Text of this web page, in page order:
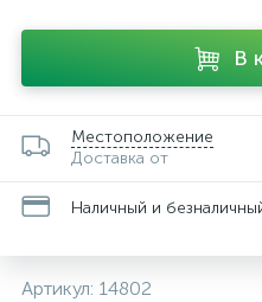
В
Местоположение
Доставка от
Наличный и
Артикул: 14802